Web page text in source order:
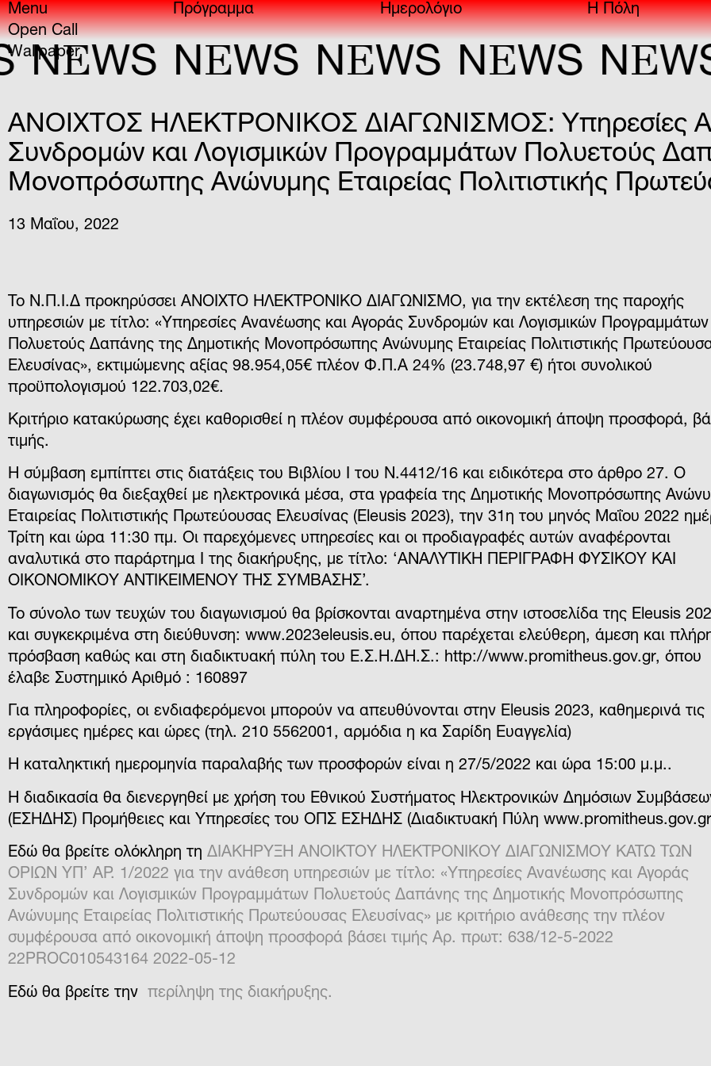
Menu Πρόγραμμα Ημερολόγιο
Η Πόλη
Open Call
Wallpaper
EWS N EWS N EWS N EWS N EWS
ΑΝΟΙΧΤΟΣ ΗΛΕΚΤΡΟΝΙΚΟΣ ΔΙΑΓΩΝΙΣΜΟΣ: Υπηρεσίες
Συνδρομών και Λογισμικών Προγραμμάτων Πολυετούς
Μονοπρόσωπης Ανώνυμης Εταιρείας Πολιτιστικής
13 Μαΐου, 2022
Το Ν.Π.Ι.Δ προκηρύσσει ΑΝΟΙΧΤΟ ΗΛΕΚΤΡΟΝΙΚΟ ΔΙΑΓΩΝΙΣΜΟ, για την εκτέλεση της παροχής
υπηρεσιών με τίτλο: «Υπηρεσίες Ανανέωσης και Αγοράς Συνδρομών και Λογισμικών Προγραμμάτων
Πολυετούς Δαπάνης της Δημοτικής Μονοπρόσωπης Ανώνυμης Εταιρείας Πολιτιστικής
Ελευσίνας», εκτιμώμενης αξίας 98.954,05€ πλέον Φ.Π.Α 24% (23.748,97 €) ήτοι συνολικού
προϋπολογισμού 122.703,02€.
Κριτήριο κατακύρωσης έχει καθορισθεί η πλέον συμφέρουσα από οικονομική άποψη προσφορά,
τιμής.
Η σύμβαση εμπίπτει στις διατάξεις του Βιβλίου Ι του Ν.4412/16 και ειδικότερα στο άρθρο 27. Ο
διαγωνισμός θα διεξαχθεί με ηλεκτρονικά μέσα, στα γραφεία της Δημοτικής Μονοπρόσωπης
Εταιρείας Πολιτιστικής Πρωτεύουσας Ελευσίνας (Eleusis 2023), την 31η του μηνός Μαΐου 2022
Τρίτη και ώρα 11:30 πμ. Οι παρεχόμενες υπηρεσίες και οι προδιαγραφές αυτών αναφέρονται
αναλυτικά στο παράρτημα Ι της διακήρυξης, με τίτλο: ‘ΑΝΑΛΥΤΙΚΗ ΠΕΡΙΓΡΑΦΗ ΦΥΣΙΚΟΥ ΚΑΙ
ΟΙΚΟΝΟΜΙΚΟΥ ΑΝΤΙΚΕΙΜΕΝΟΥ ΤΗΣ ΣΥΜΒΑΣΗΣ’.
Το σύνολο των τευχών του διαγωνισμού θα βρίσκονται αναρτημένα στην ιστοσελίδα της Eleusis
και συγκεκριμένα στη διεύθυνση: www.2023eleusis.eu, όπου παρέχεται ελεύθερη, άμεση και
πρόσβαση καθώς και στη διαδικτυακή πύλη του Ε.Σ.Η.ΔΗ.Σ.: http://www.promitheus.gov.gr, όπου
έλαβε Συστημικό Αριθμό : 160897
Για πληροφορίες, οι ενδιαφερόμενοι μπορούν να απευθύνονται στην Eleusis 2023, καθημερινά τις
εργάσιμες ημέρες και ώρες (τηλ. 210 5562001, αρμόδια η κα Σαρίδη Ευαγγελία)
Η καταληκτική ημερομηνία παραλαβής των προσφορών είναι η 27/5/2022 και ώρα 15:00 μ.μ..
Η διαδικασία θα διενεργηθεί με χρήση του Εθνικού Συστήματος Ηλεκτρονικών Δημόσιων
(ΕΣΗΔΗΣ) Προμήθειες και Υπηρεσίες του ΟΠΣ ΕΣΗΔΗΣ (Διαδικτυακή Πύλη
Εδώ θα βρείτε ολόκληρη τη ΔΙΑΚΗΡΥΞΗ ΑΝΟΙΚΤΟΥ ΗΛΕΚΤΡΟΝΙΚΟΥ ΔΙΑΓΩΝΙΣΜΟΥ ΚΑΤΩ ΤΩΝ
ΟΡΙΩΝ ΥΠ’ ΑΡ. 1/2022 για την ανάθεση υπηρεσιών με τίτλο: «Υπηρεσίες Ανανέωσης και Αγοράς
Συνδρομών και Λογισμικών Προγραμμάτων Πολυετούς Δαπάνης της Δημοτικής Μονοπρόσωπης
Ανώνυμης Εταιρείας Πολιτιστικής Πρωτεύουσας Ελευσίνας» με κριτήριο ανάθεσης την πλέον
συμφέρουσα από οικονομική άποψη προσφορά βάσει τιμής Αρ. πρωτ: 638/12-5-2022
22PROC010543164 2022-05-12
Εδώ θα βρείτε την περίληψη της διακήρυξης.